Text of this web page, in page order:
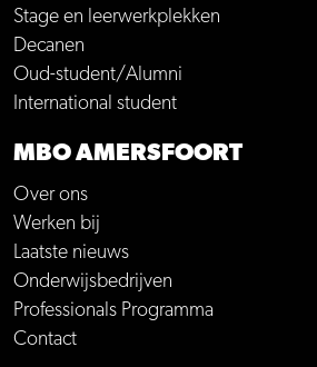
Stage en leerwerkplekken
Decanen
Oud-student/Alumni
International student
MBO AMERSFOORT
Over ons
Werken bij
Laatste nieuws
Onderwijsbedrijven
Professionals Programma
Contact